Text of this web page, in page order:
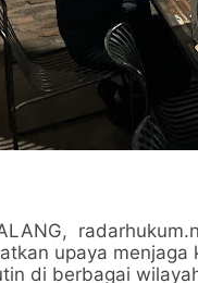
upaya
di berbagai